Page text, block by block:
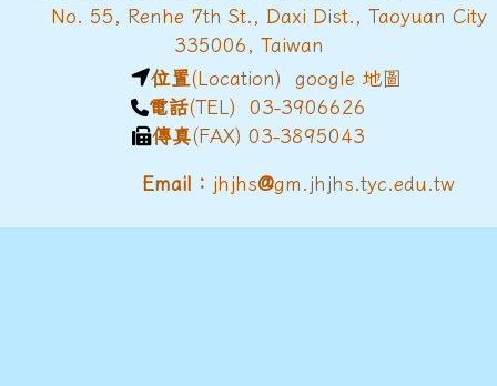
No. 55, Renhe 7th St., Daxi Dist., Taoyuan City
335006, Taiwan
位置(Location) google 地圖
電話(TEL) 03-3906626
傳真(FAX) 03-3895043
Email： jhjhs@gm.jhjhs.tyc.edu.tw